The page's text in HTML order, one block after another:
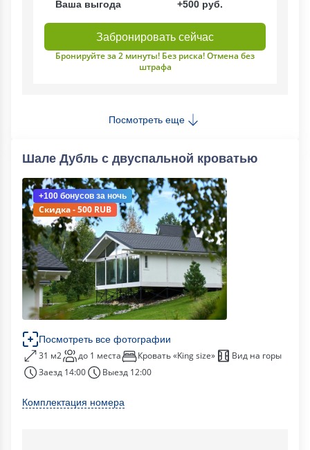
Ваша выгода +500 руб.
Забронировать сейчас
Бронируйте за 2 минуты! Без риска! Отмена без
штрафа
Посмотреть еще
Шале Дубль с двуспальной кроватью
+100 бонусов за ночь
Скидка - 500 RUB
Посмотреть все фотографии
31 м2 до 1 места Кровать «King size»
Вид на горы
Заезд 14:00
Выезд 12:00
Комплектация номера